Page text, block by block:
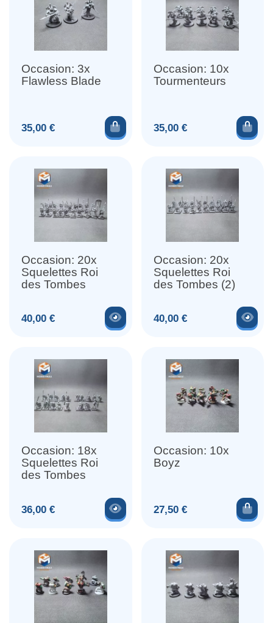
Occasion: 3x
Flawless Blade
Prix
35,00 € Ajouter au panier
Occasion: 10x
Tourmenteurs
Prix
35,00 €
Occasion: 20x
Squelettes Roi
des Tombes
Prix
40,00 € Voir le produit
Occasion: 20x
Squelettes Roi
des Tombes (2)
Prix
40,00 €
Occasion: 18x
Squelettes Roi
des Tombes
Prix
36,00 € Voir le produit
Occasion: 10x
Boyz
Prix
27,50 €